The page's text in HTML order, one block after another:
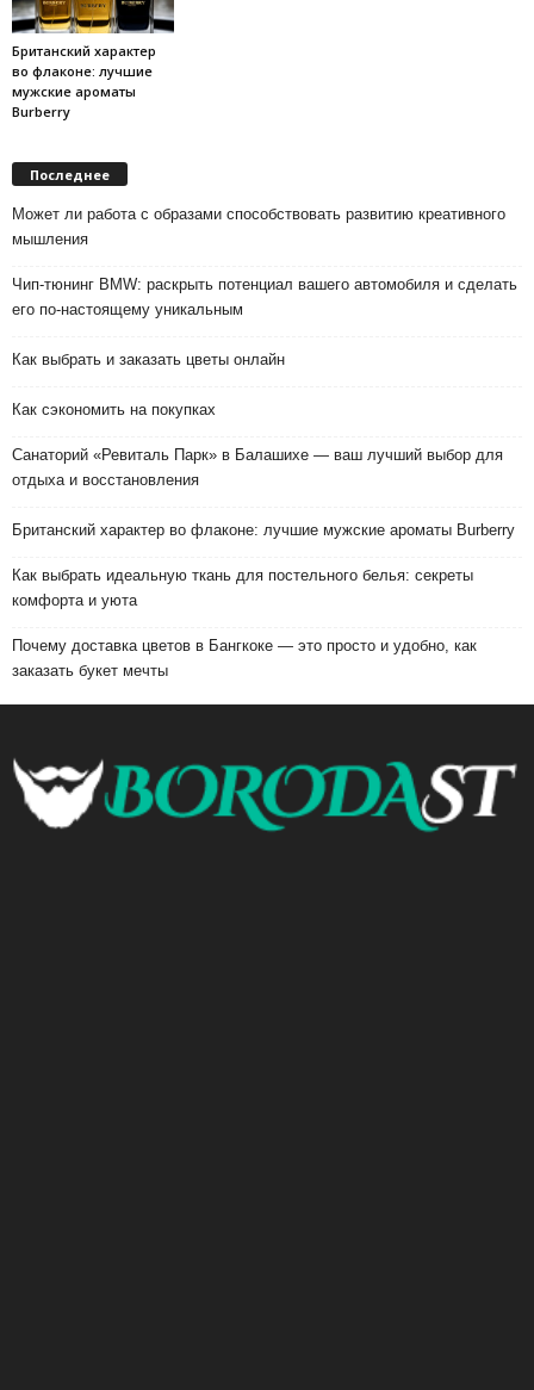
Британский характер
во флаконе: лучшие
мужские ароматы
Burberry
Последнее
Может ли работа с образами способствовать развитию креативного
мышления
Чип-тюнинг BMW: раскрыть потенциал вашего автомобиля и сделать
его по-настоящему уникальным
Как выбрать и заказать цветы онлайн
Как сэкономить на покупках
Санаторий «Ревиталь Парк» в Балашихе — ваш лучший выбор для
отдыха и восстановления
Британский характер во флаконе: лучшие мужские ароматы Burberry
Как выбрать идеальную ткань для постельного белья: секреты
комфорта и уюта
Почему доставка цветов в Бангкоке — это просто и удобно, как
заказать букет мечты